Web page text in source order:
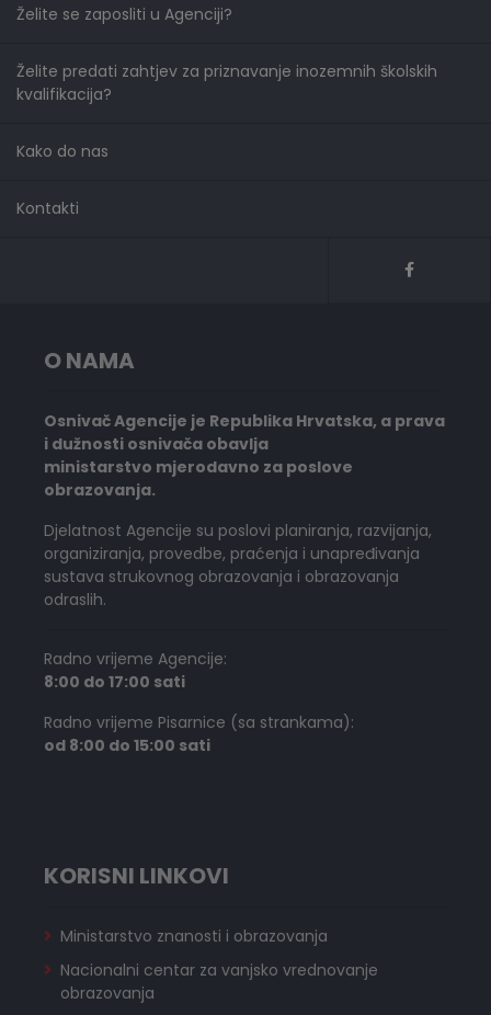
Želite se zaposliti u Agenciji?
Želite predati zahtjev za priznavanje inozemnih školskih
kvalifikacija?
Kako do nas
Kontakti
O NAMA
Osnivač Agencije je Republika Hrvatska, a prava
i dužnosti osnivača obavlja
ministarstvo mjerodavno za poslove
obrazovanja.
Djelatnost Agencije su poslovi planiranja, razvijanja,
organiziranja, provedbe, praćenja i unapređivanja
sustava strukovnog obrazovanja i obrazovanja
odraslih.
Radno vrijeme Agencije:
8:00 do 17:00 sati
Radno vrijeme Pisarnice (sa strankama):
od 8:00 do 15:00 sati
KORISNI LINKOVI
Ministarstvo znanosti i obrazovanja
Nacionalni centar za vanjsko vrednovanje
obrazovanja